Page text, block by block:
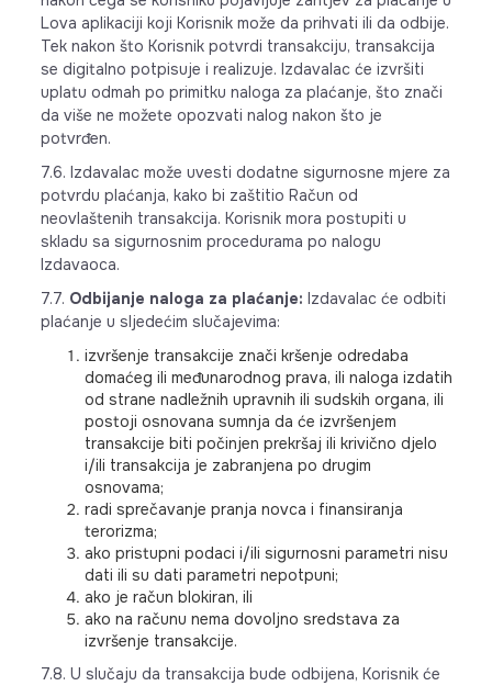
Lova aplikaciji koji Korisnik može da prihvati ili da odbije.
Tek nakon što Korisnik potvrdi transakciju, transakcija
se digitalno potpisuje i realizuje. Izdavalac će izvršiti
uplatu odmah po primitku naloga za plaćanje, što znači
da više ne možete opozvati nalog nakon što je
potvrđen.
7.6. Izdavalac može uvesti dodatne sigurnosne mjere za
potvrdu plaćanja, kako bi zaštitio Račun od
neovlaštenih transakcija. Korisnik mora postupiti u
skladu sa sigurnosnim procedurama po nalogu
Izdavaoca.
7.7. Odbijanje naloga za plaćanje: Izdavalac će odbiti
plaćanje u sljedećim slučajevima:
izvršenje transakcije znači kršenje odredaba
domaćeg ili međunarodnog prava, ili naloga izdatih
od strane nadležnih upravnih ili sudskih organa, ili
postoji osnovana sumnja da će izvršenjem
transakcije biti počinjen prekršaj ili krivično djelo
i/ili transakcija je zabranjena po drugim
osnovama;
radi sprečavanje pranja novca i finansiranja
terorizma;
ako pristupni podaci i/ili sigurnosni parametri nisu
dati ili su dati parametri nepotpuni;
ako je račun blokiran, ili
ako na računu nema dovoljno sredstava za
izvršenje transakcije.
7.8. U slučaju da transakcija bude odbijena, Korisnik će